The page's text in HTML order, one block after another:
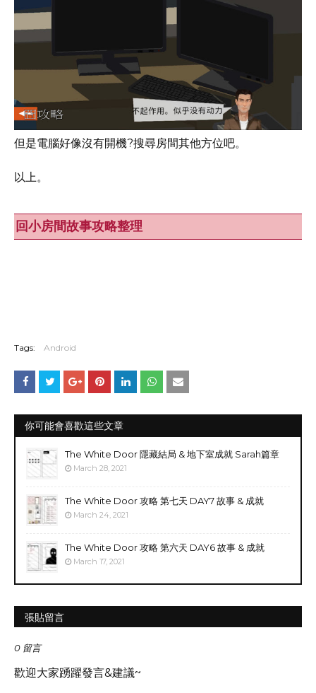
但是電腦好像沒有開機?搜尋房間其他方位吧。
以上。
回小房間故事攻略整理
Tags: Android
你可能會喜歡這些文章
The White Door 隱藏結局 & 地下室成就 Sarah篇章
March 28, 2021
The White Door 攻略 第七天 DAY7 故事 & 成就
March 24, 2021
The White Door 攻略 第六天 DAY6 故事 & 成就
March 17, 2021
張貼留言
0 留言
歡迎大家踴躍發言&建議~